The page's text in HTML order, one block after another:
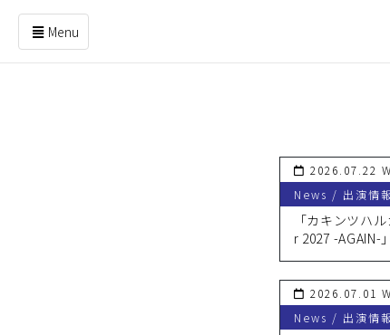
Menu
2026.07.22
News / 出演情
「カキンツハ
r 2027 -AGAIN-
先行予約受付
2026.07.01
News / 出演情